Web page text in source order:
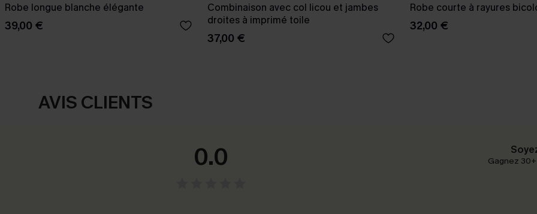
Robe longue blanche élégante
39,00 €
Combinaison avec col licou et jambes
droites à imprimé toile
37,00 €
Robe courte à rayures
32,00 €
AVIS CLIENTS
0.0 Gagnez